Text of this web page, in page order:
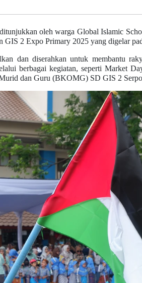
oleh warga Global Islamic
GIS 2 Expo Primary 2025 yang digelar
dan diserahkan untuk membantu
berbagai kegiatan, seperti Market
dan Guru (BKOMG) SD GIS 2